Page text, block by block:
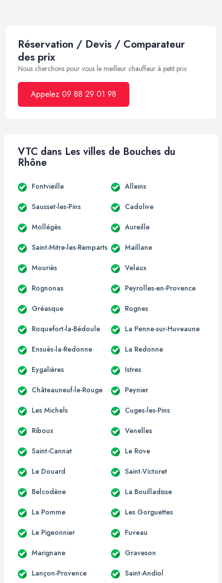
Réservation / Devis / Comparateur
des prix
Nous cherchons pour vous le meilleur chauffeur à petit prix
Appelez 09 88 29 01 98
VTC dans Les villes de Bouches du
Rhône
Fontvieille Alleins
Sausset-les-Pins Cadolive
Mollégès Aureille
Saint-Mitre-les-Remparts Maillane
Mouriès Velaux
Rognonas Peyrolles-en-Provence
Gréasque Rognes
Roquefort-la-Bédoule La Penne-sur-Huveaune
Ensuès-la-Redonne La Redonne
Eygalières Istres
Châteauneuf-le-Rouge Peynier
Les Michels Cuges-les-Pins
Riboux Venelles
Saint-Cannat Le Rove
Le Douard Saint-Victoret
Belcodène La Bouilladisse
La Pomme Les Gorguettes
Le Pigeonnier Fuveau
Marignane Graveson
Lançon-Provence Saint-Andiol